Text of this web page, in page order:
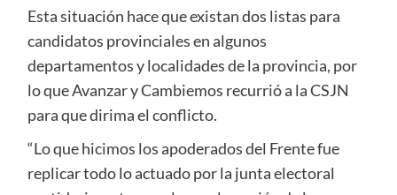
Esta situación hace que existan dos listas para
candidatos provinciales en algunos
departamentos y localidades de la provincia, por
lo que Avanzar y Cambiemos recurrió a la CSJN
para que dirima el conflicto.
“Lo que hicimos los apoderados del Frente fue
replicar todo lo actuado por la junta electoral